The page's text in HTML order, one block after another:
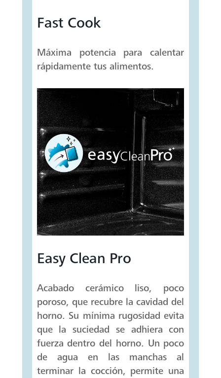
Fast Cook
Máxima potencia para calentar
rápidamente tus alimentos.
Easy Clean Pro
Acabado cerámico liso, poco
poroso, que recubre la cavidad del
horno. Su mínima rugosidad evita
que la suciedad se adhiera con
fuerza dentro del horno. Un poco
de agua en las manchas al
terminar la cocción, permite una